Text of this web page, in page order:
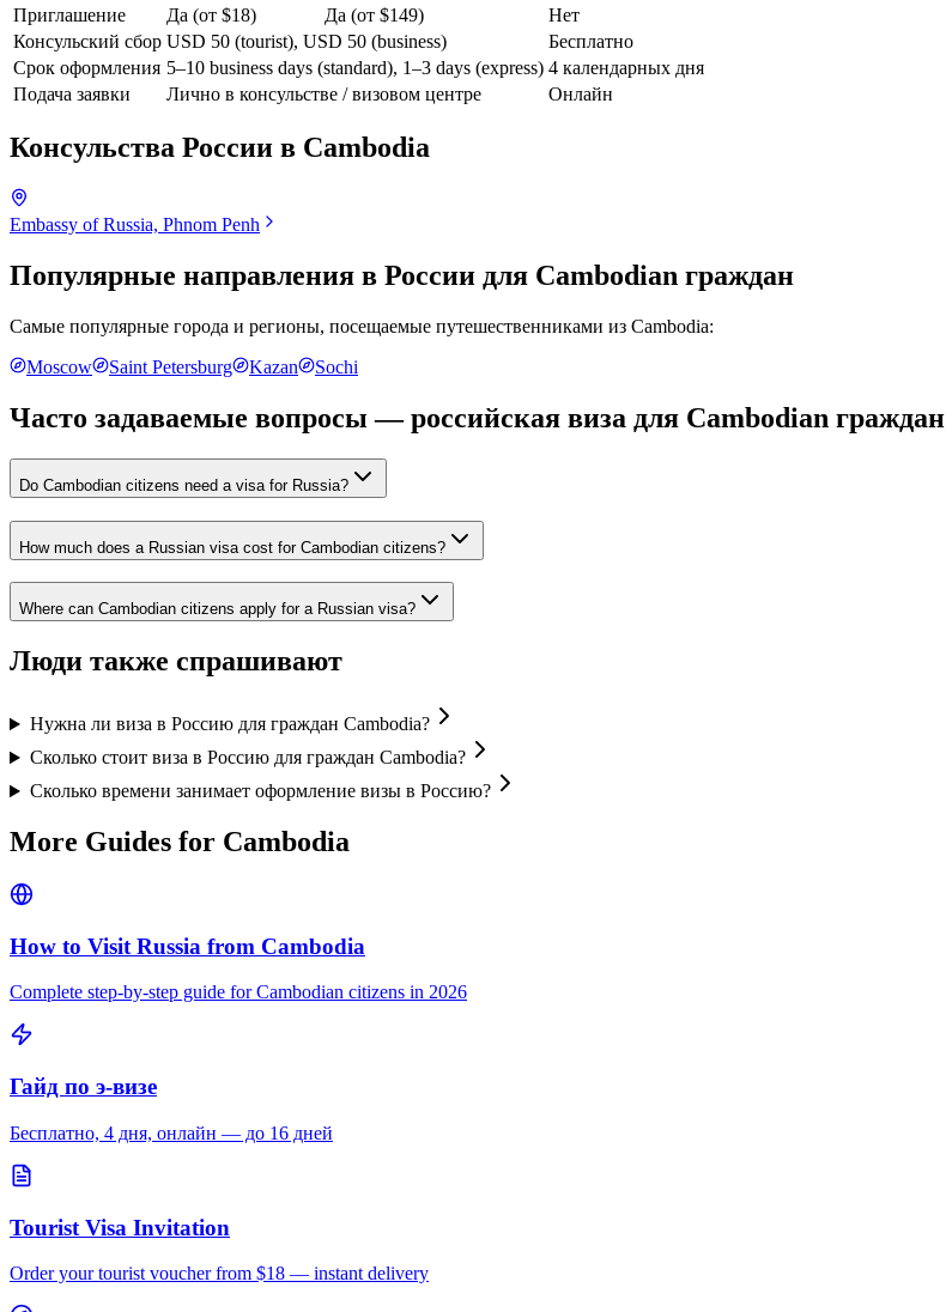
Приглашение
Да (от $18) Да (от $149)
Нет
Консульский сбор USD 50 (tourist), USD 50 (business)
Бесплатно
Срок оформления 5–10 business days (standard), 1–3 days (express) 4 календарных дня
Подача заявки
Лично в консульстве / визовом центре Онлайн
Консульства России в Cambodia
Embassy of Russia, Phnom Penh
Популярные направления в России для Cambodian граждан
Самые популярные города и регионы, посещаемые путешественниками из Cambodia:
Moscow
Saint Petersburg Kazan Sochi
Часто задаваемые вопросы — российская виза для Cambodian граждан
Do Cambodian citizens need a visa for Russia?
How much does a Russian visa cost for Cambodian citizens?
Where can Cambodian citizens apply for a Russian visa?
Люди также спрашивают
Нужна ли виза в Россию для граждан Cambodia?
Сколько стоит виза в Россию для граждан Cambodia?
Сколько времени занимает оформление визы в Россию?
More Guides for Cambodia
How to Visit Russia from Cambodia
Complete step-by-step guide forCambodian citizens in 2026
Гайд по э-визе
Бесплатно, 4 дня, онлайн — до 16 дней
Tourist Visa Invitation
Order your tourist voucher from $18 — instant delivery